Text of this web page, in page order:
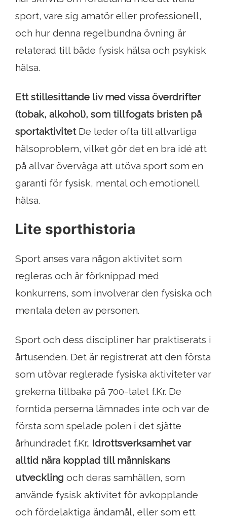
sport, vare sig amatör eller professionell,
och hur denna regelbundna övning är
relaterad till både fysisk hälsa och psykisk
hälsa.
Ett stillesittande liv med vissa överdrifter
(tobak, alkohol), som tillfogats bristen på
sportaktivitet De leder ofta till allvarliga
hälsoproblem, vilket gör det en bra idé att
på allvar överväga att utöva sport som en
garanti för fysisk, mental och emotionell
hälsa.
Lite sporthistoria
Sport anses vara någon aktivitet som
regleras och är förknippad med
konkurrens, som involverar den fysiska och
mentala delen av personen.
Sport och dess discipliner har praktiserats i
årtusenden. Det är registrerat att den första
som utövar reglerade fysiska aktiviteter var
grekerna tillbaka på 700-talet f.Kr. De
forntida perserna lämnades inte och var de
första som spelade polen i det sjätte
århundradet f.Kr.. Idrottsverksamhet var
alltid nära kopplad till människans
utveckling och deras samhällen, som
använde fysisk aktivitet för avkopplande
och fördelaktiga ändamål, eller som ett